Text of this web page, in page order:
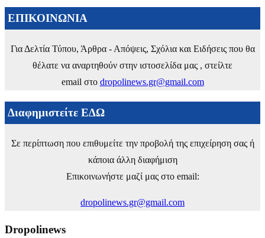
ΕΠΙΚΟΙΝΩΝΙΑ
Για Δελτία Τύπου, Άρθρα - Απόψεις, Σχόλια και Ειδήσεις που θα
θέλατε να αναρτηθούν στην ιστοσελίδα μας , στείλτε
email στο dropolinews.gr@gmail.com
Διαφημιστείτε ΕΔΩ
Σε περίπτωση που επιθυμείτε την προβολή της επιχείρηση σας ή
κάποια άλλη διαφήμιση
Επικοινωνήστε μαζί μας στο email:
dropolinews.gr@gmail.com
Dropolinews